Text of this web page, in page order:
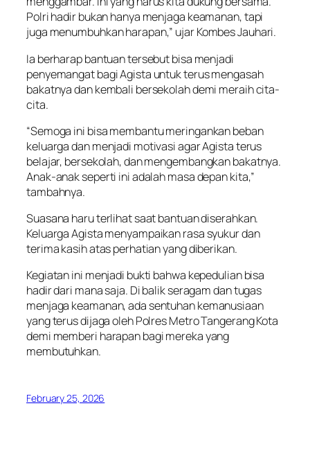
Polri hadir bukan hanya menjaga keamanan, tapi
juga menumbuhkan harapan,” ujar Kombes Jauhari.
Ia berharap bantuan tersebut bisa menjadi
penyemangat bagi Agista untuk terus mengasah
bakatnya dan kembali bersekolah demi meraih cita-
cita.
“Semoga ini bisa membantu meringankan beban
keluarga dan menjadi motivasi agar Agista terus
belajar, bersekolah, dan mengembangkan bakatnya.
Anak-anak seperti ini adalah masa depan kita,”
tambahnya.
Suasana haru terlihat saat bantuan diserahkan.
Keluarga Agista menyampaikan rasa syukur dan
terima kasih atas perhatian yang diberikan.
Kegiatan ini menjadi bukti bahwa kepedulian bisa
hadir dari mana saja. Di balik seragam dan tugas
menjaga keamanan, ada sentuhan kemanusiaan
yang terus dijaga oleh Polres Metro Tangerang Kota
demi memberi harapan bagi mereka yang
membutuhkan.
February 25, 2026